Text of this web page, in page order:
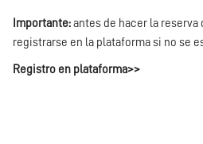
Importante: antes de hacer la reserva
registrarse en la plataforma si no se
Registro en plataforma>>